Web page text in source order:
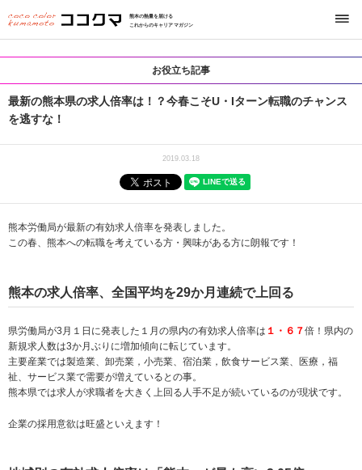
熊本の熱量を届ける
これからのキャリアマガジン
お役立ち記事
最新の熊本県の求人倍率は！？今春こそU・Iターン転職のチャンス
を逃すな！
2019.03.18
熊本労働局が最新の有効求人倍率を発表しました。
この春、熊本への転職を考えている方・興味がある方に朗報です！
熊本の求人倍率、全国平均を29か月連続で上回る
県労働局が3月１日に発表した１月の県内の有効求人倍率は １・６７倍！県内の
新規求人数は3か月ぶりに増加傾向に転じています。
主要産業では製造業、卸売業，小売業、宿泊業，飲食サービス業、医療，福
祉、サービス業で需要が増えているとの事。
熊本県では求人が求職者を大きく上回る人手不足が続いているのが現状です。
企業の採用意欲は旺盛といえます！